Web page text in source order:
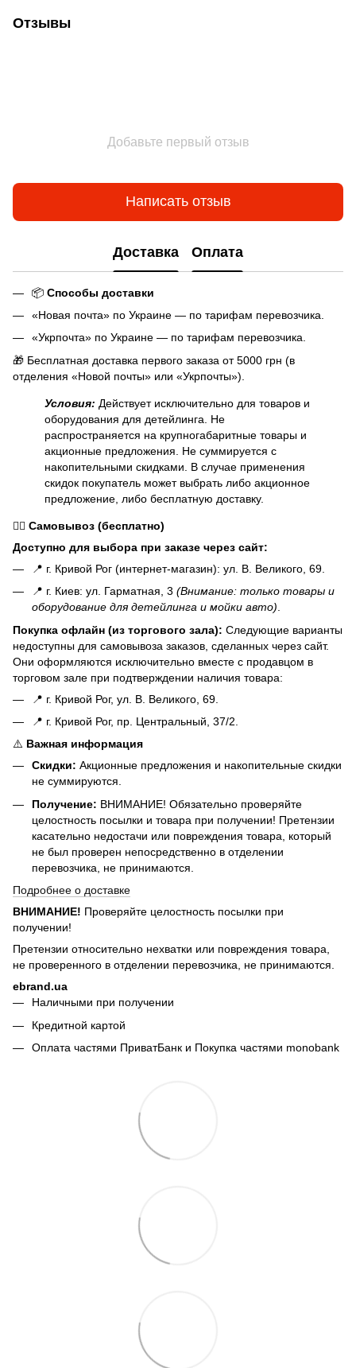
Отзывы
Добавьте первый отзыв
Написать отзыв
Доставка Оплата
📦 Способы доставки
«Новая почта» по Украине — по тарифам перевозчика.
«Укрпочта» по Украине — по тарифам перевозчика.
🎁 Бесплатная доставка первого заказа от 5000 грн (в
отделения «Новой почты» или «Укрпочты»).
Условия: Действует исключительно для товаров и
оборудования для детейлинга. Не
распространяется на крупногабаритные товары и
акционные предложения. Не суммируется с
накопительными скидками. В случае применения
скидок покупатель может выбрать либо акционное
предложение, либо бесплатную доставку.
🏃‍♂️ Самовывоз (бесплатно)
Доступно для выбора при заказе через сайт:
📍 г. Кривой Рог (интернет-магазин): ул. В. Великого, 69.
📍 г. Киев: ул. Гарматная, 3 (Внимание: только товары и
оборудование для детейлинга и мойки авто)
Покупка офлайн (из торгового зала): Следующие варианты
недоступны для самовывоза заказов, сделанных через сайт.
Они оформляются исключительно вместе с продавцом в
торговом зале при подтверждении наличия товара:
📍 г. Кривой Рог, ул. В. Великого, 69.
📍 г. Кривой Рог, пр. Центральный, 37/2.
⚠️ Важная информация
Скидки: Акционные предложения и накопительные скидки
не суммируются.
Получение: ВНИМАНИЕ! Обязательно проверяйте
целостность посылки и товара при получении! Претензии
касательно недостачи или повреждения товара, который
не был проверен непосредственно в отделении
перевозчика, не принимаются.
Подробнее о доставке
ВНИМАНИЕ! Проверяйте целостность посылки при
получении!
Претензии относительно нехватки или повреждения товара,
не проверенного в отделении перевозчика, не принимаются.
ebrand.ua
Наличными при получении
Кредитной картой
Оплата частями ПриватБанк и Покупка частями monobank